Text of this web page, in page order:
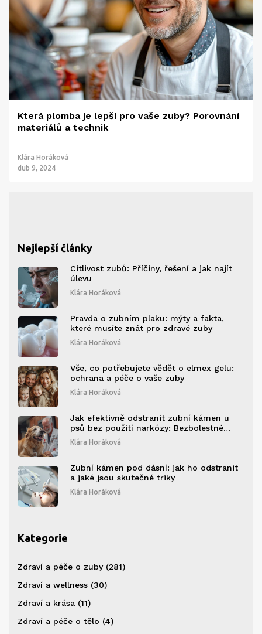
Která plomba je lepší pro vaše zuby? Porovnání
materiálů a technik
Klára Horáková
dub 9, 2024
Nejlepší články
Citlivost zubů: Příčiny, řešení a jak najít
úlevu
Klára Horáková
Pravda o zubním plaku: mýty a fakta,
které musíte znát pro zdravé zuby
Klára Horáková
Vše, co potřebujete vědět o elmex gelu:
ochrana a péče o vaše zuby
Klára Horáková
Jak efektivně odstranit zubní kámen u
psů bez použití narkózy: Bezbolestné
metody a tipy
Klára Horáková
Zubní kámen pod dásní: jak ho odstranit
a jaké jsou skutečné triky
Klára Horáková
Kategorie
Zdraví a péče o zuby (281)
Zdraví a wellness (30)
Zdraví a krása (11)
Zdraví a péče o tělo (4)